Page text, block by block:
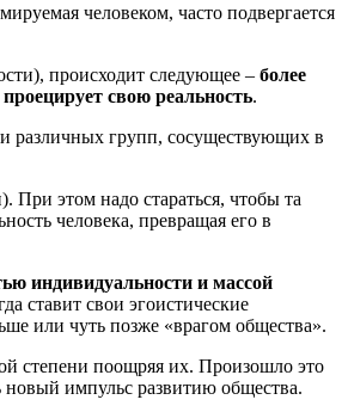
человеком, часто подвергается
происходит следующее – более
свою реальность.
различных групп, сосуществующих в
При этом надо стараться, чтобы та
человека, превращая его в
индивидуальности и массой
ставит свои эгоистические
или чуть позже «врагом общества».
степени поощряя их. Произошло это
новый импульс развитию общества.